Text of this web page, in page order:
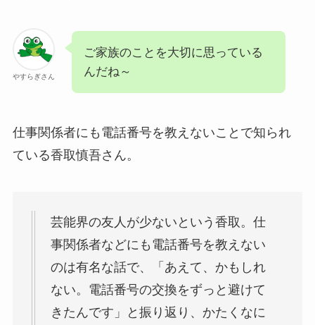
やすらぎさん
ご家族のことを大切に思っている
んだね～
仕事関係者にも電話番号を教えないことで知られ
ている香取慎吾さん。
芸能界の友人が少ないという香取。仕
事関係者などにも電話番号を教えない
のは有名な話で、「あえて、かもしれ
ない。電話番号の交換をずっと避けて
きたんです」と振り返り、かたくなに